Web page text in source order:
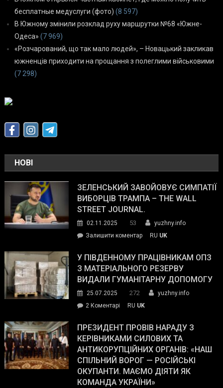
бесплатные медуслуги (фото) (8 597)
В Южному змінили розклад руху маршрутки №68 «Южне-
Одеса» (7 969)
«Розчарований, що так мало людей», – Новацький закликав
южненців приходити на прощання з полеглими військовими
(7 298)
НОВІ
ЗЕЛЕНСЬКИЙ ЗАВОЙОВУЄ СИМПАТІЇ
ВИБОРЦІВ ТРАМПА – THE WALL
STREET JOURNAL.
02.11.2025 53
yuzhny.info
Залишити коментарon
завойовує
симпатії
виборців
The
Street
Journal.
RU UK
У ПІВДЕННОМУ ПРАЦІВНИКАМ ОПЗ
З МАТЕРІАЛЬНОГО РЕЗЕРВУ
ВИДАЛИ ГУМАНІТАРНУ ДОПОМОГУ
25.07.2025 272
yuzhny.info
2 Коментарі
Південному
працівникам
ОПЗ
з
матеріального
резерву
RU UK
ПРЕЗИДЕНТ ПРОВІВ НАРАДУ З
КЕРІВНИКАМИ СИЛОВИХ ТА
АНТИКОРУПЦІЙНИХ ОРГАНІВ: «НАШ
СПІЛЬНИЙ ВОРОГ — РОСІЙСЬКІ
ОКУПАНТИ. МАЄМО ДІЯТИ ЯК
КОМАНДА УКРАЇНИ»